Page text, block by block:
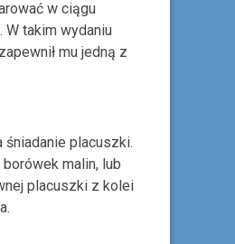
w ciągu
W takim wydaniu
mu jedną z
placuszki.
malin, lub
placuszki z kolei